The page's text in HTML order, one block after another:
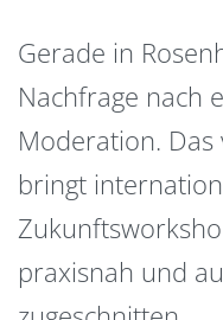
Gerade in
Nachfrage nach
Moderation.
bringt
praxisnah und